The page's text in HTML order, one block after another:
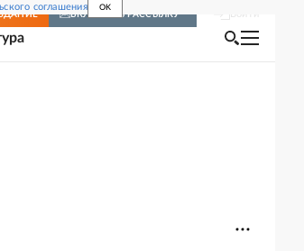
соглашения OK
ВКЛЮЧИТЬ РАССЫЛКУ